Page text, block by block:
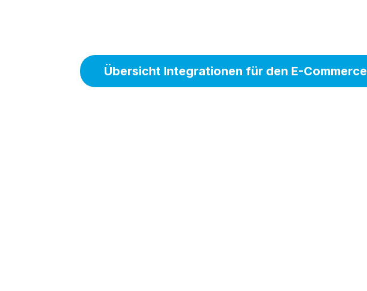
Übersicht Integrationen für den E-Commerce